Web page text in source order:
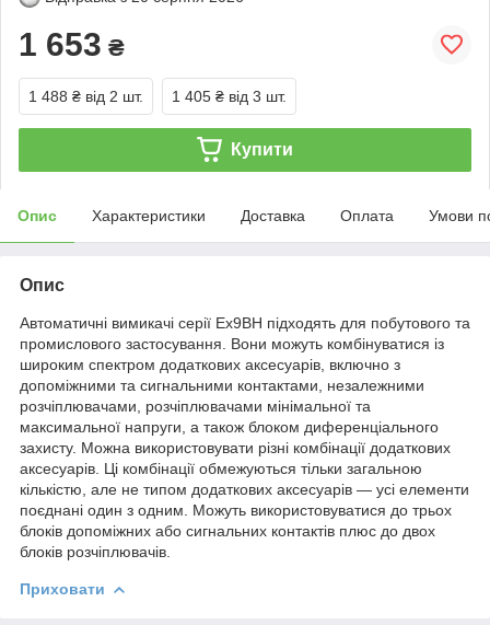
1 653 ₴
1 488 ₴ від 2 шт. 1 405 ₴ від 3 шт.
Купити
Опис Характеристики Доставка Оплата Умови
Опис
Автоматичні вимикачі серії Ex9BH підходять для побутового та
промислового застосування. Вони можуть комбінуватися із
широким спектром додаткових аксесуарів, включно з
допоміжними та сигнальними контактами, незалежними
розчіплювачами, розчіплювачами мінімальної та
максимальної напруги, а також блоком диференціального
захисту. Можна використовувати різні комбінації додаткових
аксесуарів. Ці комбінації обмежуються тільки загальною
кількістю, але не типом додаткових аксесуарів — усі елементи
поєднані один з одним. Можуть використовуватися до трьох
блоків допоміжних або сигнальних контактів плюс до двох
блоків розчіплювачів.
Приховати